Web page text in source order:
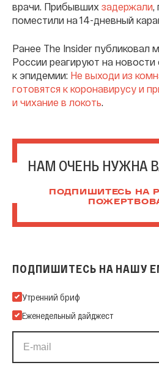
врачи. Прибывших задержали,
поместили на 14-дневный
Ранее The Insider публиковал
России реагируют на новости
к эпидемии: Не выходи из
готовятся к коронавирусу и
и чихание в локоть.
НАМ ОЧЕНЬ НУЖНА
ПОДПИШИТЕСЬ НА
ПОДПИШИТЕСЬ НА НАШУ
Подпишитесь на нашу Email-рассылку
Утренний бриф
Еженедельный дайджест